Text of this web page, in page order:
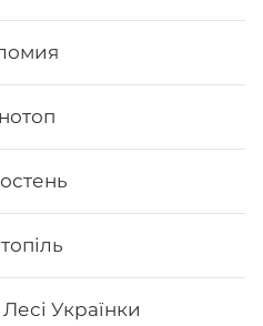
Українки
якщо сума замовлення